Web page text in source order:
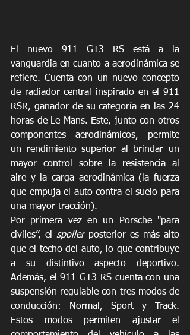
El nuevo 911 GT3 RS está a la
vanguardia en cuanto a aerodinámica se
refiere. Cuenta con un nuevo concepto
de radiador central inspirado en el 911
RSR, ganador de su categoría en las 24
horas de Le Mans. Este, junto con otros
componentes aerodinámicos, permite
un rendimiento superior al brindar un
mayor control sobre la resistencia al
aire y la carga aerodinámica (la fuerza
que empuja el auto contra el suelo para
una mayor tracción).
Por primera vez en un Porsche "para
civiles”, el spoiler posterior es más alto
que el techo del auto, lo que contribuye
a su distintivo aspecto deportivo.
Además, el 911 GT3 RS cuenta con una
suspensión regulable con tres modos de
conducción: Normal, Sport y Track.
Estos modos permiten ajustar el